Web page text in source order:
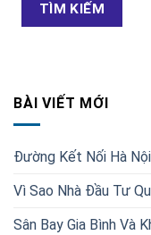
TÌM KIẾM
BÀI VIẾT MỚI
Đường Kết Nối Hà Nội
Vì Sao Nhà Đầu Tư
Sân Bay Gia Bình Và